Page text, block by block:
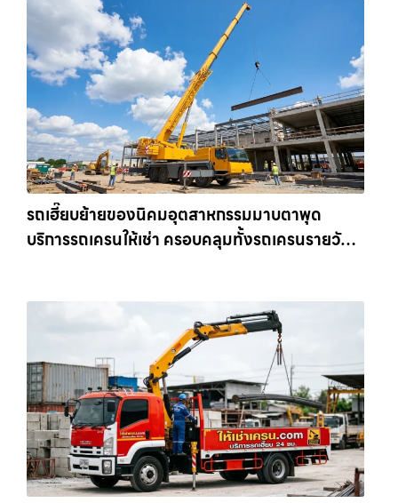
รถเฮี๊ยบย้ายของนิคมอุตสาหกรรมมาบตาพุด
บริการรถเครนให้เช่า ครอบคลุมทั้งรถเครนรายวัน